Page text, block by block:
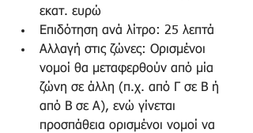
εκατ. ευρώ
Επιδότηση ανά λίτρο: 25 λεπτά
Αλλαγή στις ζώνες: Ορισμένοι
νομοί θα μεταφερθούν από μία
ζώνη σε άλλη (π.χ. από Γ σε Β ή
από Β σε Α), ενώ γίνεται
προσπάθεια ορισμένοι νομοί να